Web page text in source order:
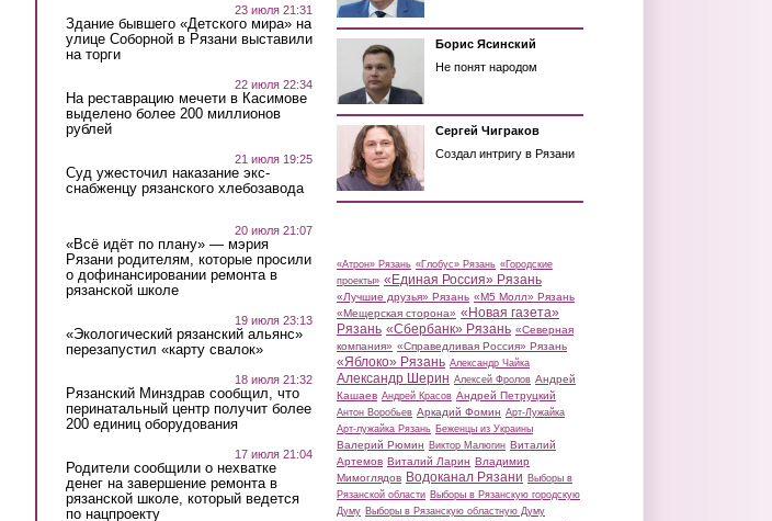
23 июля 21:31
Здание бывшего «Детского мира» на
улице Соборной в Рязани выставили
на торги
22 июля 22:34
На реставрацию мечети в Касимове
выделено более 200 миллионов
рублей
21 июля 19:25
Суд ужесточил наказание экс-
снабженцу рязанского хлебозавода
20 июля 21:07
«Всё идёт по плану» — мэрия
Рязани родителям, которые просили
о дофинансировании ремонта в
рязанской школе
19 июля 23:13
«Экологический рязанский альянс»
перезапустил «карту свалок»
18 июля 21:32
Рязанский Минздрав сообщил, что
перинатальный центр получит более
200 единиц оборудования
17 июля 21:04
Родители сообщили о нехватке
денег на завершение ремонта в
рязанской школе, который ведется
по нацпроекту
Борис Ясинский
Не понят народом
Сергей Чиграков
Создал интригу в Рязани
«Атрон» Рязань «Глобус» Рязань «Городские
проекты» «Единая Россия» Рязань
«Лучшие друзья» Рязань «М5 Молл» Рязань
«Мещерская сторона» «Новая газета»
Рязань «Сбербанк» Рязань «Северная
компания» «Справедливая Россия» Рязань
«Яблоко» Рязань Александр Чайка
Александр Шерин Алексей Фролов Андрей
Кашаев Андрей Красов Андрей Петруцкий
Антон Воробьев Аркадий Фомин Арт-Лужайка
Арт-лужайка Рязань Беженцы из Украины
Валерий Рюмин Виктор Малюгин Виталий
Артемов Виталий Ларин Владимир
Мимоглядов Водоканал Рязани Выборы в
Рязанской области Выборы в Рязанскую городскую
Думу Выборы в Рязанскую областную Думу